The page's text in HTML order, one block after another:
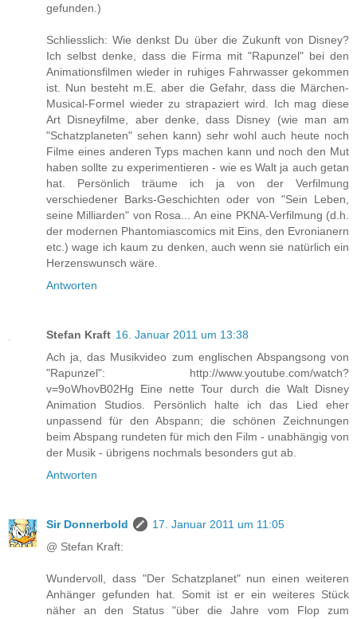
gefunden.)
Schliesslich: Wie denkst Du über die Zukunft von Disney?
Ich selbst denke, dass die Firma mit "Rapunzel" bei den
Animationsfilmen wieder in ruhiges Fahrwasser gekommen
ist. Nun besteht m.E. aber die Gefahr, dass die Märchen-
Musical-Formel wieder zu strapaziert wird. Ich mag diese
Art Disneyfilme, aber denke, dass Disney (wie man am
"Schatzplaneten" sehen kann) sehr wohl auch heute noch
Filme eines anderen Typs machen kann und noch den Mut
haben sollte zu experimentieren - wie es Walt ja auch getan
hat. Persönlich träume ich ja von der Verfilmung
verschiedener Barks-Geschichten oder von "Sein Leben,
seine Milliarden" von Rosa... An eine PKNA-Verfilmung (d.h.
der modernen Phantomiascomics mit Eins, den Evronianern
etc.) wage ich kaum zu denken, auch wenn sie natürlich ein
Herzenswunsch wäre.
Antworten
Stefan Kraft 16. Januar 2011 um 13:38
Ach ja, das Musikvideo zum englischen Abspangsong von
"Rapunzel": http://www.youtube.com/watch?
v=9oWhovB02Hg Eine nette Tour durch die Walt Disney
Animation Studios. Persönlich halte ich das Lied eher
unpassend für den Abspann; die schönen Zeichnungen
beim Abspang rundeten für mich den Film - unabhängig von
der Musik - übrigens nochmals besonders gut ab.
Antworten
Sir Donnerbold
17. Januar 2011 um 11:05
@ Stefan Kraft:
Wundervoll, dass "Der Schatzplanet" nun einen weiteren
Anhänger gefunden hat. Somit ist er ein weiteres Stück
näher an den Status "über die Jahre vom Flop zum